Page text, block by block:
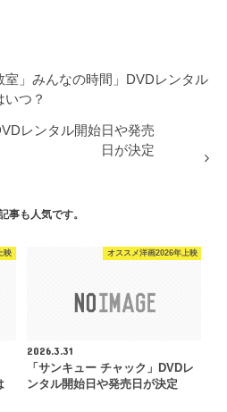
室」みんなの時間」DVDレンタル
いつ？
レンタル開始日や発売
日が決定
事も人気です。
映 オススメ洋画2026年上映
2026.3.31
「サンキュー チャック」DVDレ
ンタル開始日や発売日が決定